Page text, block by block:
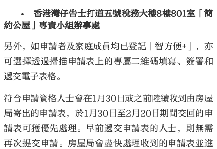
香港灣仔告士打道五號稅務大樓8樓801室「簡
約公屋」專責小組辦事處
另外，如申請者及家庭成員均已登記「智方便+」，亦
可選擇透過掃描申請表上的專屬二維碼填寫、簽署和
遞交電子表格。
符合申請資格人士會在1月30日或之前陸續收到由房屋
局寄出的申請表，於1月30日至2月20日期間交回的申
請表可獲優先處理。早前遞交申請表的人士，則無需
再次提交申請。房屋局會盡快處理收到的申請表並進